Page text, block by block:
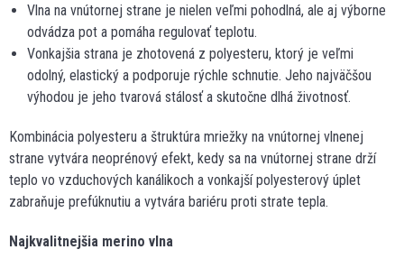
Vlna na vnútornej strane je nielen veľmi pohodlná, ale aj výborne
odvádza pot a pomáha regulovať teplotu.
Vonkajšia strana je zhotovená z polyesteru, ktorý je veľmi
odolný, elastický a podporuje rýchle schnutie. Jeho najväčšou
výhodou je jeho tvarová stálosť a skutočne dlhá životnosť.
Kombinácia polyesteru a štruktúra mriežky na vnútornej vlnenej
strane vytvára neoprénový efekt, kedy sa na vnútornej strane drží
teplo vo vzduchových kanálikoch a vonkajší polyesterový úplet
zabraňuje prefúknutiu a vytvára bariéru proti strate tepla.
Najkvalitnejšia merino vlna